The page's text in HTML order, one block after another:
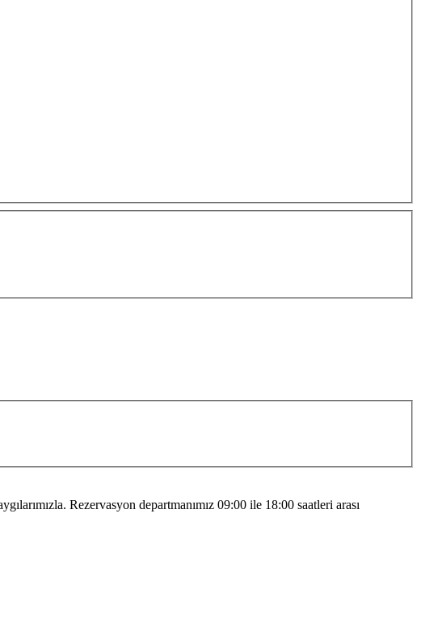
Rezervasyon departmanımız 09:00 ile 18:00 saatleri arası